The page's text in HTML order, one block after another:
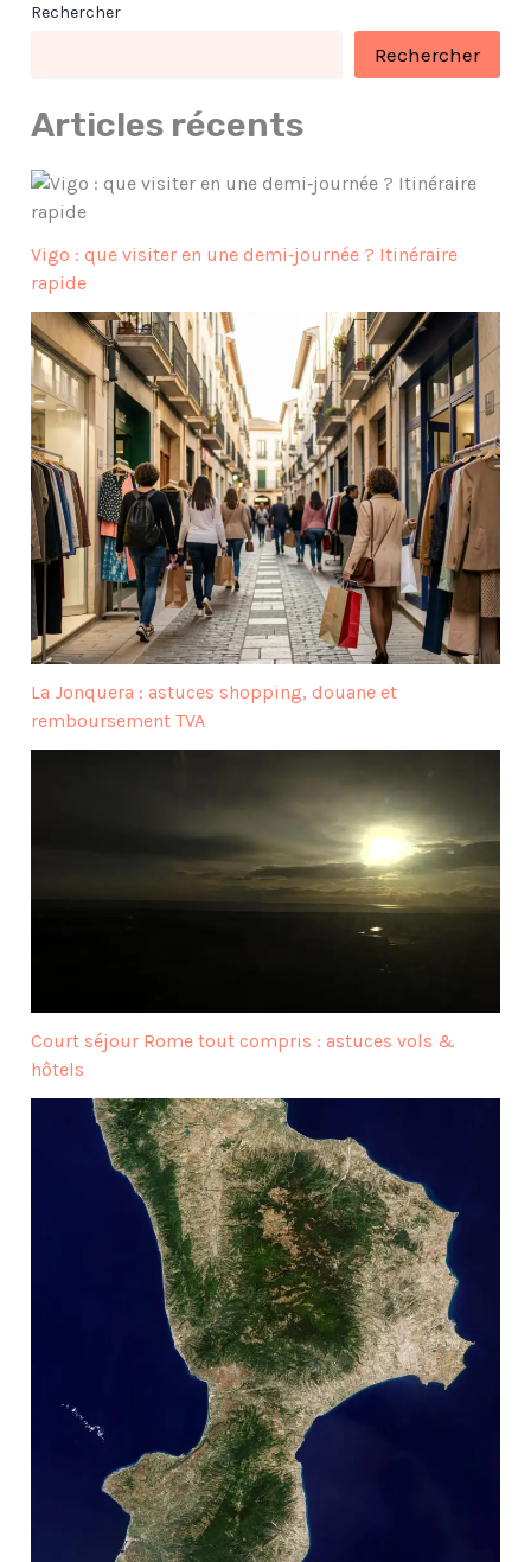
Rechercher
Rechercher
Articles récents
Vigo : que visiter en une demi‑journée ? Itinéraire
rapide
La Jonquera : astuces shopping, douane et
remboursement TVA
Court séjour Rome tout compris : astuces vols &
hôtels